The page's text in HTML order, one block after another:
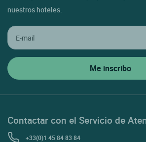
nuestros hoteles.
Contactar con el Servicio de
+33(0)1 45 84 83 84